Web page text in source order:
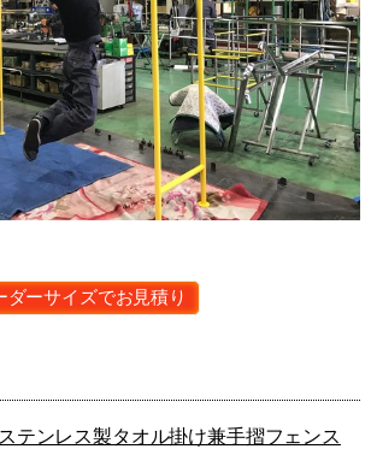
ーサイズでお見積り
テンレス製タオル掛け兼手摺フェンス